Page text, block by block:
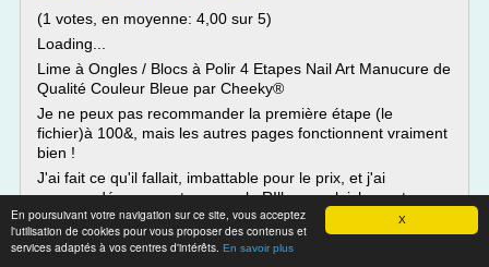
X
En poursuivant votre navigation sur ce site, vous acceptez
l'utilisation de cookies pour vous proposer des contenus et
services adaptés à vos centres d'intérêts. En savoir plus
(1 votes, en moyenne: 4,00 sur 5)
Loading...
Lime à Ongles / Blocs à Polir 4 Etapes Nail Art Manucure de
Qualité Couleur Bleue par Cheeky®
Je ne peux pas recommander la première étape (le
fichier)à 100&, mais les autres pages fonctionnent vraiment
bien !
J'ai fait ce qu'il fallait, imbattable pour le prix, et j'ai
commandé encore et encore, le RIllenausgleicher est
particulièrement...
Lire la suite